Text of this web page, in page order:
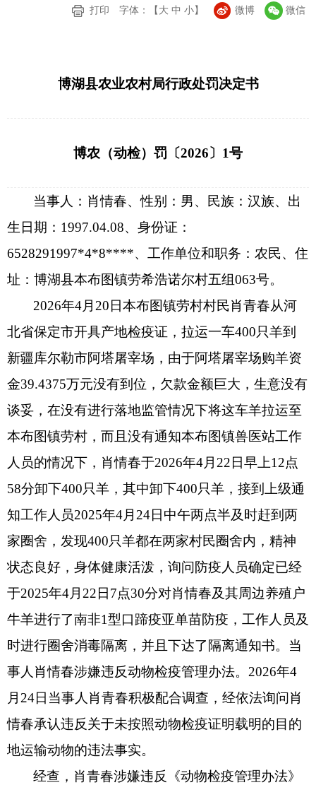
打印
字体：【 大 中 小】 微博 微信
博湖县农业农村局行政处罚决定书
博农（动检）罚〔2026 〕 1号
当事人：肖情春、性别：男、民族：汉族、出
生日期： 1997.04.08、身份证：
6528291997*4*8****、工作单位和职务：农民、住
址： 博湖县本布图镇劳希浩诺尔村五组063号。
2026年4月 20 日本布图镇劳村村民肖青春从河
北省保定市开具产地检疫证，拉运一车400只羊到
新疆库尔勒市阿塔屠宰场，由于阿塔屠宰场购羊资
金39.4375万元没有到位，欠款金额巨大，生意没有
谈妥，在没有进行落地监管情况下将这车羊拉运至
本布图镇劳村，而且没有通知本布图镇兽医站工作
人员的情况下，肖情春于2026年4月 22 日早上12点
58分卸下400只羊，其中卸下400只羊，接到上级通
知工作人员2025年4月 24日中午两点半及时赶到两
家圈舍，发现400只羊都在两家村民圈舍内，精神
状态良好，身体健康活泼，询问防疫人员确定已经
于2025年4月 22 日 7点30分对肖情春及其周边养殖户
牛羊进行了南非1型口蹄疫亚单苗防疫，工作人员及
时进行圈舍消毒隔离，并且下达了隔离通知书。当
事人肖情春涉嫌违反动物检疫管理办法。 2026年4
月 24日当事人肖青春积极配合调查，经依法询问肖
情春承认违反关于未按照动物检疫证明载明的目的
地运输动物的违法事实。
经查，肖青春涉嫌违反《动物检疫管理办法》